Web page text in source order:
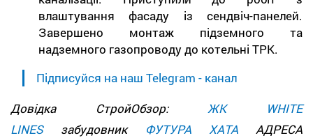
влаштування фасаду із сендвіч-панелей.
Завершено монтаж підземного та
надземного газопроводу до котельні ТРК.
Підписуйся на наш Telegram - канал
Довідка СтройОбзор:ЖК WHITE
LINESзабудовник ФУТУРА ХАТААДРЕСА